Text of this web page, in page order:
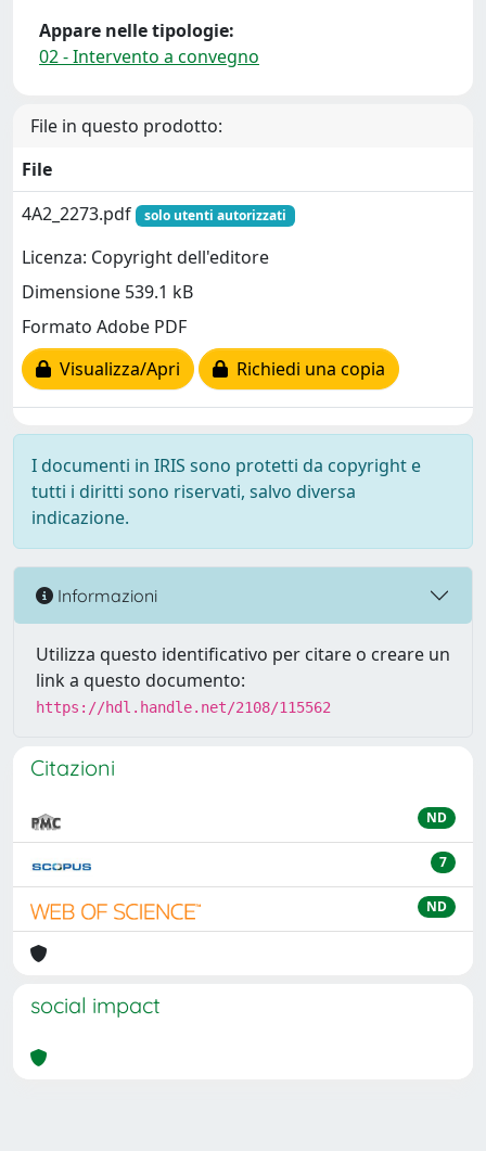
Appare nelle tipologie:
02 - Intervento a convegno
File in questo prodotto:
File
4A2_2273.pdf
solo utenti autorizzati
Licenza: Copyright dell'editore
Dimensione 539.1 kB
Formato Adobe PDF
Visualizza/Apri
Richiedi una copia
I documenti in IRIS sono protetti da copyright e
tutti i diritti sono riservati, salvo diversa
indicazione.
Informazioni
Utilizza questo identificativo per citare o creare un
link a questo documento:
https://hdl.handle.net/2108/115562
Citazioni
ND
7
ND
social impact